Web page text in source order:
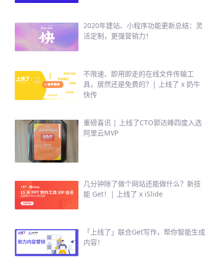
2020年建站、小程序功能更新总结：灵
活定制，更强营销力！
不限速、即用即走的在线文件传输工
具，居然还是免费的？| 上线了 x 奶牛
快传
重磅喜讯 | 上线了CTO郭达峰四度入选
阿里云MVP
几分钟除了做个网站还能做什么？新技
能 Get！| 上线了 x iSlide
「上线了」联合Get写作，帮你智能生成
内容！